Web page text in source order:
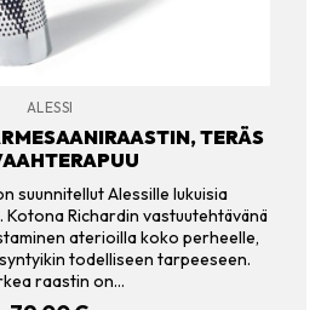
ALESSI
TERÄS
suunnitellut Alessille lukuisia
Richardin vastuutehtävänä
aterioilla koko perheelle,
todelliseen tarpeeseen.
raastin on…